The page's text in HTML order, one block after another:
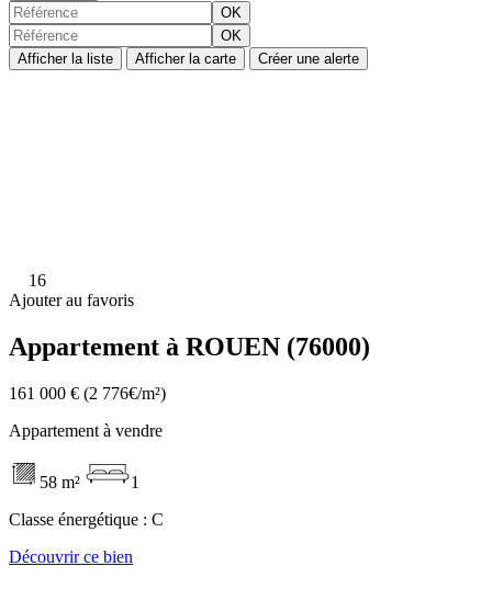
OK
OK
Afficher la liste
Afficher la carte Créer une alerte
16
Ajouter au favoris
Appartement à ROUEN (76000)
161 000 € (2 776€/m²)
Appartement à vendre
58 m²
1
Classe énergétique : C
Découvrir ce bien